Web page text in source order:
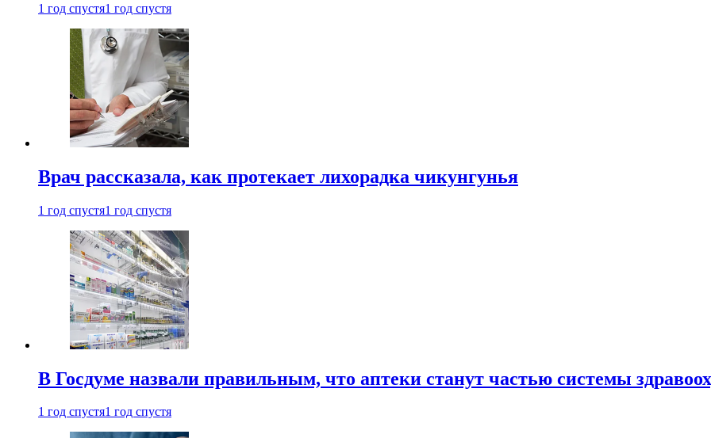
1 год спустя1 год спустя
Врач рассказала, как протекает лихорадка чикунгунья
1 год спустя1 год спустя
В Госдуме назвали правильным, что аптеки станут частью системы
1 год спустя1 год спустя